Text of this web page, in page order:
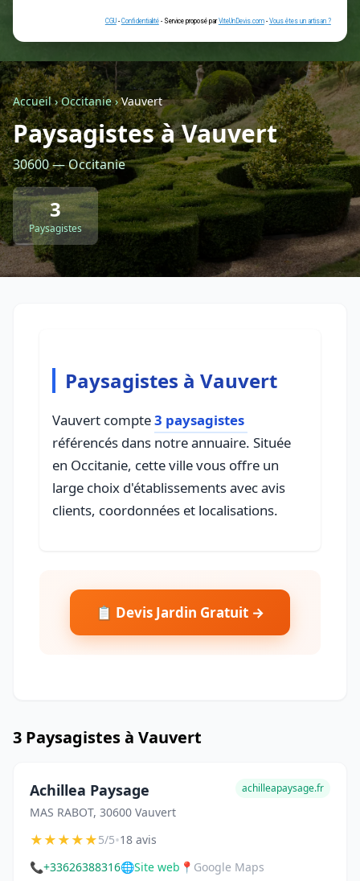
Géolocalisez-moi automatiquement !
Retour à la liste des métiers
CGU- Confidentialité - Service proposé parViteUnDevis.com-Vous
Accueil›Occitanie›Vauvert
Paysagistes à Vauvert
30600 — Occitanie
3
Paysagistes
Paysagistes à Vauvert
Vauvert compte3 paysagistes
référencés dans notre annuaire. Située
en Occitanie, cette ville vous offre un
large choix d'établissements avec avis
clients, coordonnées et localisations.
📋 Devis Jardin Gratuit →
3 Paysagistes à Vauvert
Achillea Paysage
MAS RABOT, 30600 Vauvert
achilleapaysage.fr
★★★★★5/5•18 avis
📞+33626388316🌐Site web 📍 Google Maps